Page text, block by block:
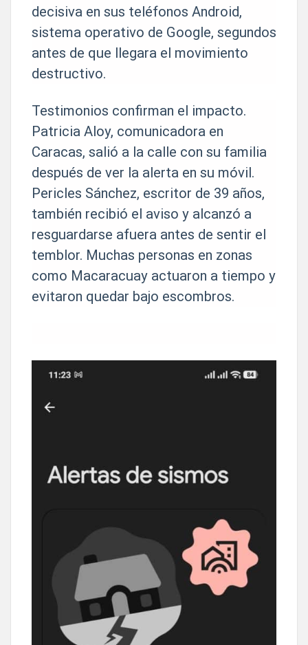
decisiva en sus teléfonos Android,
sistema operativo de Google, segundos
antes de que llegara el movimiento
destructivo.
Testimonios confirman el impacto.
Patricia Aloy, comunicadora en
Caracas, salió a la calle con su familia
después de ver la alerta en su móvil.
Pericles Sánchez, escritor de 39 años,
también recibió el aviso y alcanzó a
resguardarse afuera antes de sentir el
temblor. Muchas personas en zonas
como Macaracuay actuaron a tiempo y
evitaron quedar bajo escombros.